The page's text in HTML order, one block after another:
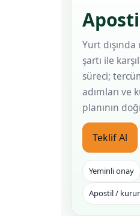
Yurt
şartı ile
süreci;
adımları ve
planının
Teklif Al
Yeminli onay
Apostil /